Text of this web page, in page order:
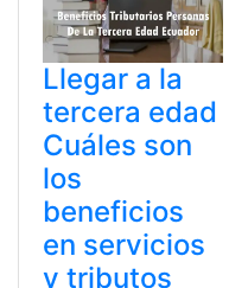
Llegar a la
tercera edad
Cuáles son
los
beneficios
en servicios
y tributos